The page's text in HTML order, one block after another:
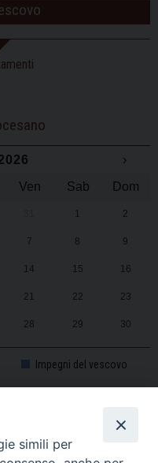
›
Ven Sab Dom
1 2
7 8 9
14 15 16
21 22 23
28 29 30
Impegni del vescovo
2025-2026
simili per